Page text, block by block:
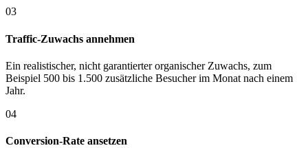
03
Traffic-Zuwachs annehmen
Ein realistischer, nicht garantierter organischer Zuwachs, zum
Beispiel 500 bis 1.500 zusätzliche Besucher im Monat nach einem
Jahr.
04
Conversion-Rate ansetzen